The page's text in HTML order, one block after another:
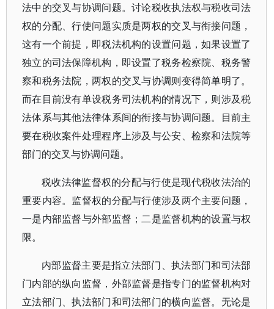
法中的交叉与协调问题。讨论税收执法权与税收司法
权的分配、行使问题实质是两权的交叉与衔接问题，
这有一个前提，即税法机构的设置问题，如果设置了
独立的司法保障机构，即设置了税务检察院、税务警
察和税务法院，两权的交叉与协调则变得简单明了。
而在目前没有单设税务司法机构的情况下，则涉及税
法体系与其他法律体系间的衔接与协调问题。目前主
要在税收案件处理程序上涉及与公安、检察和法院等
部门的交叉与协调问题。
税收法律监督权的分配与行使是现代税收法治的
重要内容。监督权的分配与行使涉及两个主要问题，
一是内部监督与外部监督；二是监督机构的设置与权
限。
内部监督主要是指立法部门、执法部门和司法部
门内部的纵向监督，外部监督是指专门的监督机构对
立法部门、执法部门和司法部门的横向监督。无论是